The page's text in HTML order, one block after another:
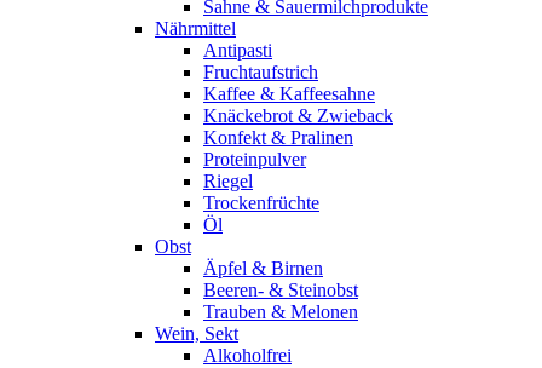
Sahne & Sauermilchprodukte
Nährmittel
Antipasti
Fruchtaufstrich
Kaffee & Kaffeesahne
Knäckebrot & Zwieback
Konfekt & Pralinen
Proteinpulver
Riegel
Trockenfrüchte
Öl
Obst
Äpfel & Birnen
Beeren- & Steinobst
Trauben & Melonen
Wein, Sekt
Alkoholfrei